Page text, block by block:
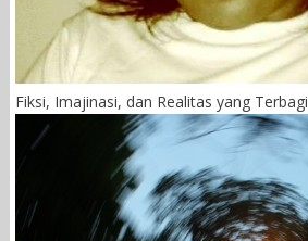
Fiksi, Imajinasi, dan Realitas yang Terbagi